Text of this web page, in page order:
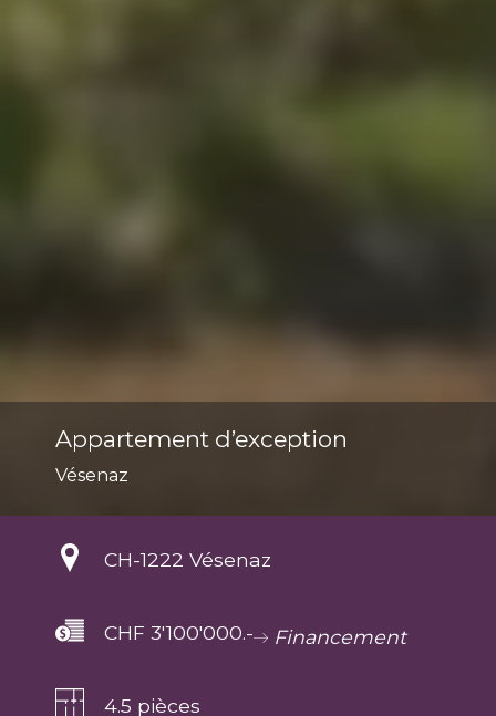
Appartement d’exception
Vésenaz
CH-1222 Vésenaz
CHF 3'100'000.- Financement
4.5 pièces